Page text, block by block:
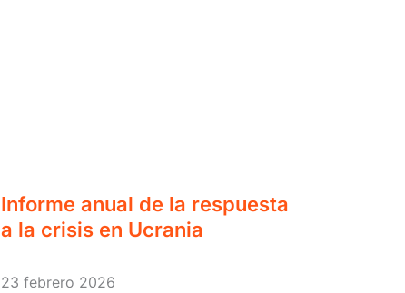
Informe anual de la respuesta
a la crisis en Ucrania
23 febrero 2026